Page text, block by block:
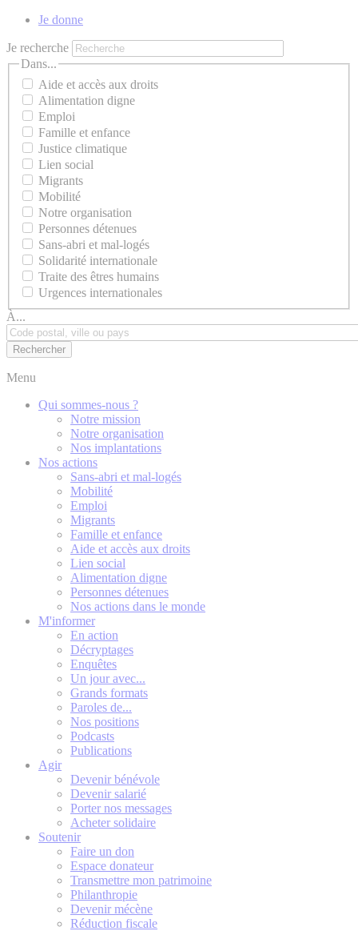
Je donne
Je recherche
Dans...
Aide et accès aux droits
Alimentation digne
Emploi
Famille et enfance
Justice climatique
Lien social
Migrants
Mobilité
Notre organisation
Personnes détenues
Sans-abri et mal-logés
Solidarité internationale
Traite des êtres humains
Urgences internationales
À...
Menu
Qui sommes-nous ?
Notre mission
Notre organisation
Nos implantations
Nos actions
Sans-abri et mal-logés
Mobilité
Emploi
Migrants
Famille et enfance
Aide et accès aux droits
Lien social
Alimentation digne
Personnes détenues
Nos actions dans le monde
M'informer
En action
Décryptages
Enquêtes
Un jour avec...
Grands formats
Paroles de...
Nos positions
Podcasts
Publications
Agir
Devenir bénévole
Devenir salarié
Porter nos messages
Acheter solidaire
Soutenir
Faire un don
Espace donateur
Transmettre mon patrimoine
Philanthropie
Devenir mécène
Réduction fiscale